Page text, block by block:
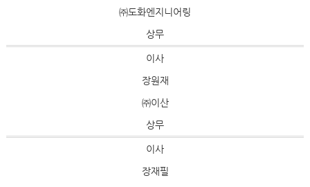
㈜도화엔지니어링
상무
이사
장원재
㈜이산
상무
이사
장재필